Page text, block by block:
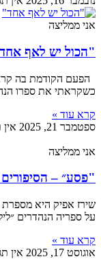
אני ממליצה
"הכול יש לאף
הפעם הקודמת בה
כשקראתי את ספרו
קרא עוד »
ספטמבר 21, 2025
אין
אני ממליצה
"פסע״ –
שירז אפיק היא
על ספריה הנהדרים
קרא עוד »
אוגוסט 17, 2025
אין